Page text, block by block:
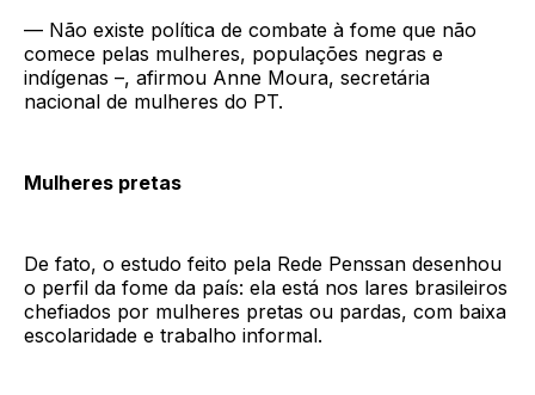
— Não existe política de combate à fome que não
comece pelas mulheres, populações negras e
indígenas –, afirmou Anne Moura, secretária
nacional de mulheres do PT.
Mulheres pretas
De fato, o estudo feito pela Rede Penssan desenhou
o perfil da fome da país: ela está nos lares brasileiros
chefiados por mulheres pretas ou pardas, com baixa
escolaridade e trabalho informal.